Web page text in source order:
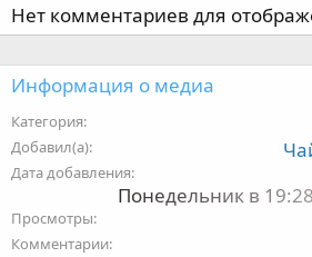
Нет комментариев для
Информация о медиа
Категория
Добавил(а)
Дата добавления
Понедельник в
Просмотры
Комментарии